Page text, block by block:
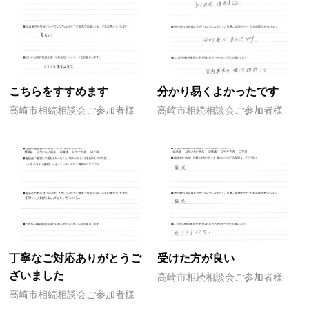
こちらをすすめます
高崎市相続相談会ご参加者様
分かり易くよかったです
高崎市相続相談会ご参加者様
丁寧なご対応ありがとうご
ざいました
高崎市相続相談会ご参加者様
受けた方が良い
高崎市相続相談会ご参加者様